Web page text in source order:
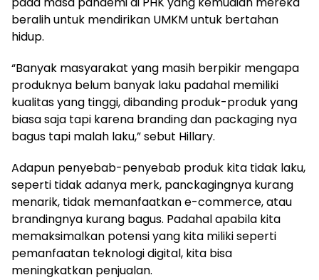
beralih untuk mendirikan UMKM untuk bertahan
hidup.
“Banyak masyarakat yang masih berpikir mengapa
produknya belum banyak laku padahal memiliki
kualitas yang tinggi, dibanding produk-produk yang
biasa saja tapi karena branding dan packaging nya
bagus tapi malah laku,” sebut Hillary.
Adapun penyebab-penyebab produk kita tidak laku,
seperti tidak adanya merk, panckagingnya kurang
menarik, tidak memanfaatkan e-commerce, atau
brandingnya kurang bagus. Padahal apabila kita
memaksimalkan potensi yang kita miliki seperti
pemanfaatan teknologi digital, kita bisa
meningkatkan penjualan.